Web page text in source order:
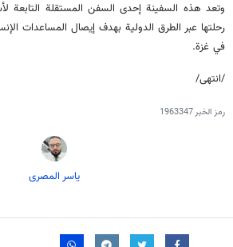
وتعد هذه السفينة إحدى السفن المستقلة التابعة
رحلتها عبر الطرق الدولية بهدف إيصال المساعدات
في غزة.
/انتهى/
رمز الخبر1963347
یاسر المصری